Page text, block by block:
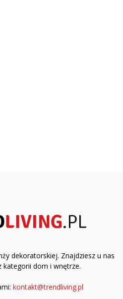
dekoratorskiej. Znajdziesz u nas
kategorii dom i wnętrze.
kontakt@trendliving.pl